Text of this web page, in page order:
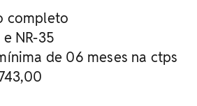
completo
NR-35
de 06 meses na ctps